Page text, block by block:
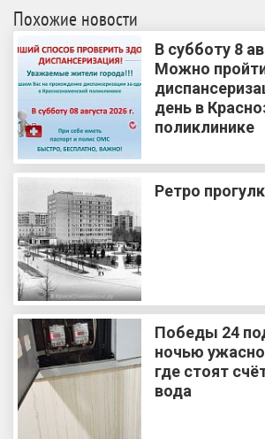
Похожие новости
В субботу 8
Можно
день в
поликлинике
Ретро
Победы 24
ночью
где стоят
вода